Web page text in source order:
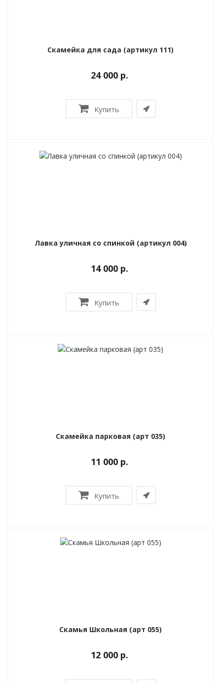
Скамейка для сада (артикул 111)
24 000 р.
Купить
Лавка уличная со спинкой (артикул 004)
14 000 р.
Купить
Скамейка парковая (арт 035)
11 000 р.
Купить
Скамья Школьная (арт 055)
12 000 р.